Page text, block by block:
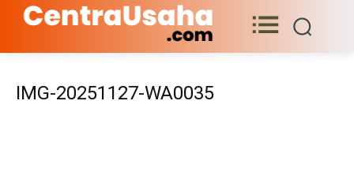
IMG-20251127-WA0035